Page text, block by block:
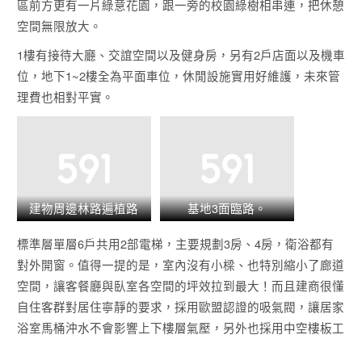
區前方更有一片綠意花園，跟一旁的校園綠樹相串連，把休憩
空間無限放大。
1樓有接待大廳、交誼空間以及健身房，另有2戶店面以及機車
位，地下1~2樓全為平面車位，休閒設施實用好維護，未來管
理費也相對平實。
建物周邊林路遍植路
基地3面臨路。
標準層單層6戶共用2部電梯，主要規劃3房、4房，衛浴都有
對外開窗。值得一提的是，室內沒有小樑、也特別縮小了廊道
空間，讓客餐廳與臥室各空間的坪效拉到最大！而且建商很懂
自住客群對居住寧靜的要求，採用歐盟認證的吸氣閥，讓居家
浴室馬桶沖水不會影響上下樓層氣壓，另外也採用中空樓板工